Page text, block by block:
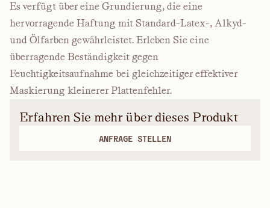
Es verfügt über eine Grundierung, die eine
hervorragende Haftung mit Standard-Latex-, Alkyd-
und Ölfarben gewährleistet. Erleben Sie eine
überragende Beständigkeit gegen
Feuchtigkeitsaufnahme bei gleichzeitiger effektiver
Maskierung kleinerer Plattenfehler.
Erfahren Sie mehr über dieses Produkt
ANFRAGE STELLEN